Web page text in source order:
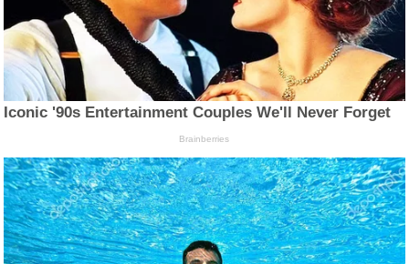
Iconic '90s Entertainment Couples We'll Never Forget
Brainberries